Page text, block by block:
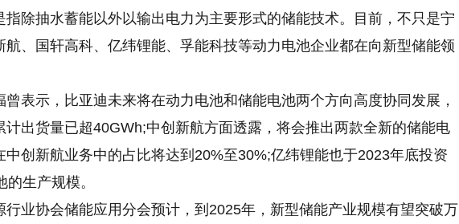
指除抽水蓄能以外以输出电力为主要形式的储能技术。目前，不只是宁
、国轩高科、亿纬锂能、孚能科技等动力电池企业都在向新型储能领
曾表示，比亚迪未来将在动力电池和储能电池两个方向高度协同发展，
计出货量已超40GWh;中创新航方面透露，将会推出两款全新的储能电
创新航业务中的占比将达到20%至30%;亿纬锂能也于2023年底投资
生产规模。
行业协会储能应用分会预计，到2025年，新型储能产业规模有望突破万